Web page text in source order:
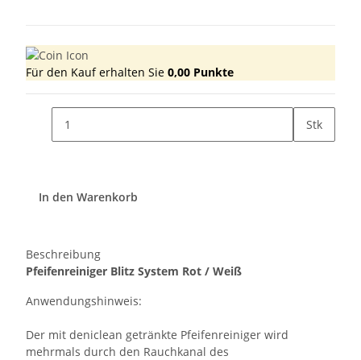
Für den Kauf erhalten Sie 0,00 Punkte
Stk
In den Warenkorb
Beschreibung
Pfeifenreiniger Blitz System Rot / Weiß
Anwendungshinweis:
Der mit deniclean getränkte Pfeifenreiniger wird
mehrmals durch den Rauchkanal des